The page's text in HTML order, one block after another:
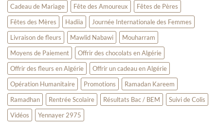
le
cœur
Cadeau de Mariage
Fête des Amoureux
Fêtes de Pères
Fêtes des Mères
Hadiia
Journée Internationale des Femmes
Livraison de fleurs
Mawlid Nabawi
Mouharram
Moyens de Paiement
Offrir des chocolats en Algérie
Offrir des fleurs en Algérie
Offrir un cadeau en Algérie
Opération Humanitaire
Promotions
Ramadan Kareem
Ramadhan
Rentrée Scolaire Résultats Bac / BEM
Suivi de Colis
Vidéos
Yennayer 2975